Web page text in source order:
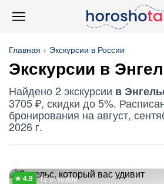
Главная Экскурсии в России
Экскурсии в
Найдено 2 экскурсии в
3705 ₽, скидки до 5%.
бронирования на август,
2026 г.
12 отзывов